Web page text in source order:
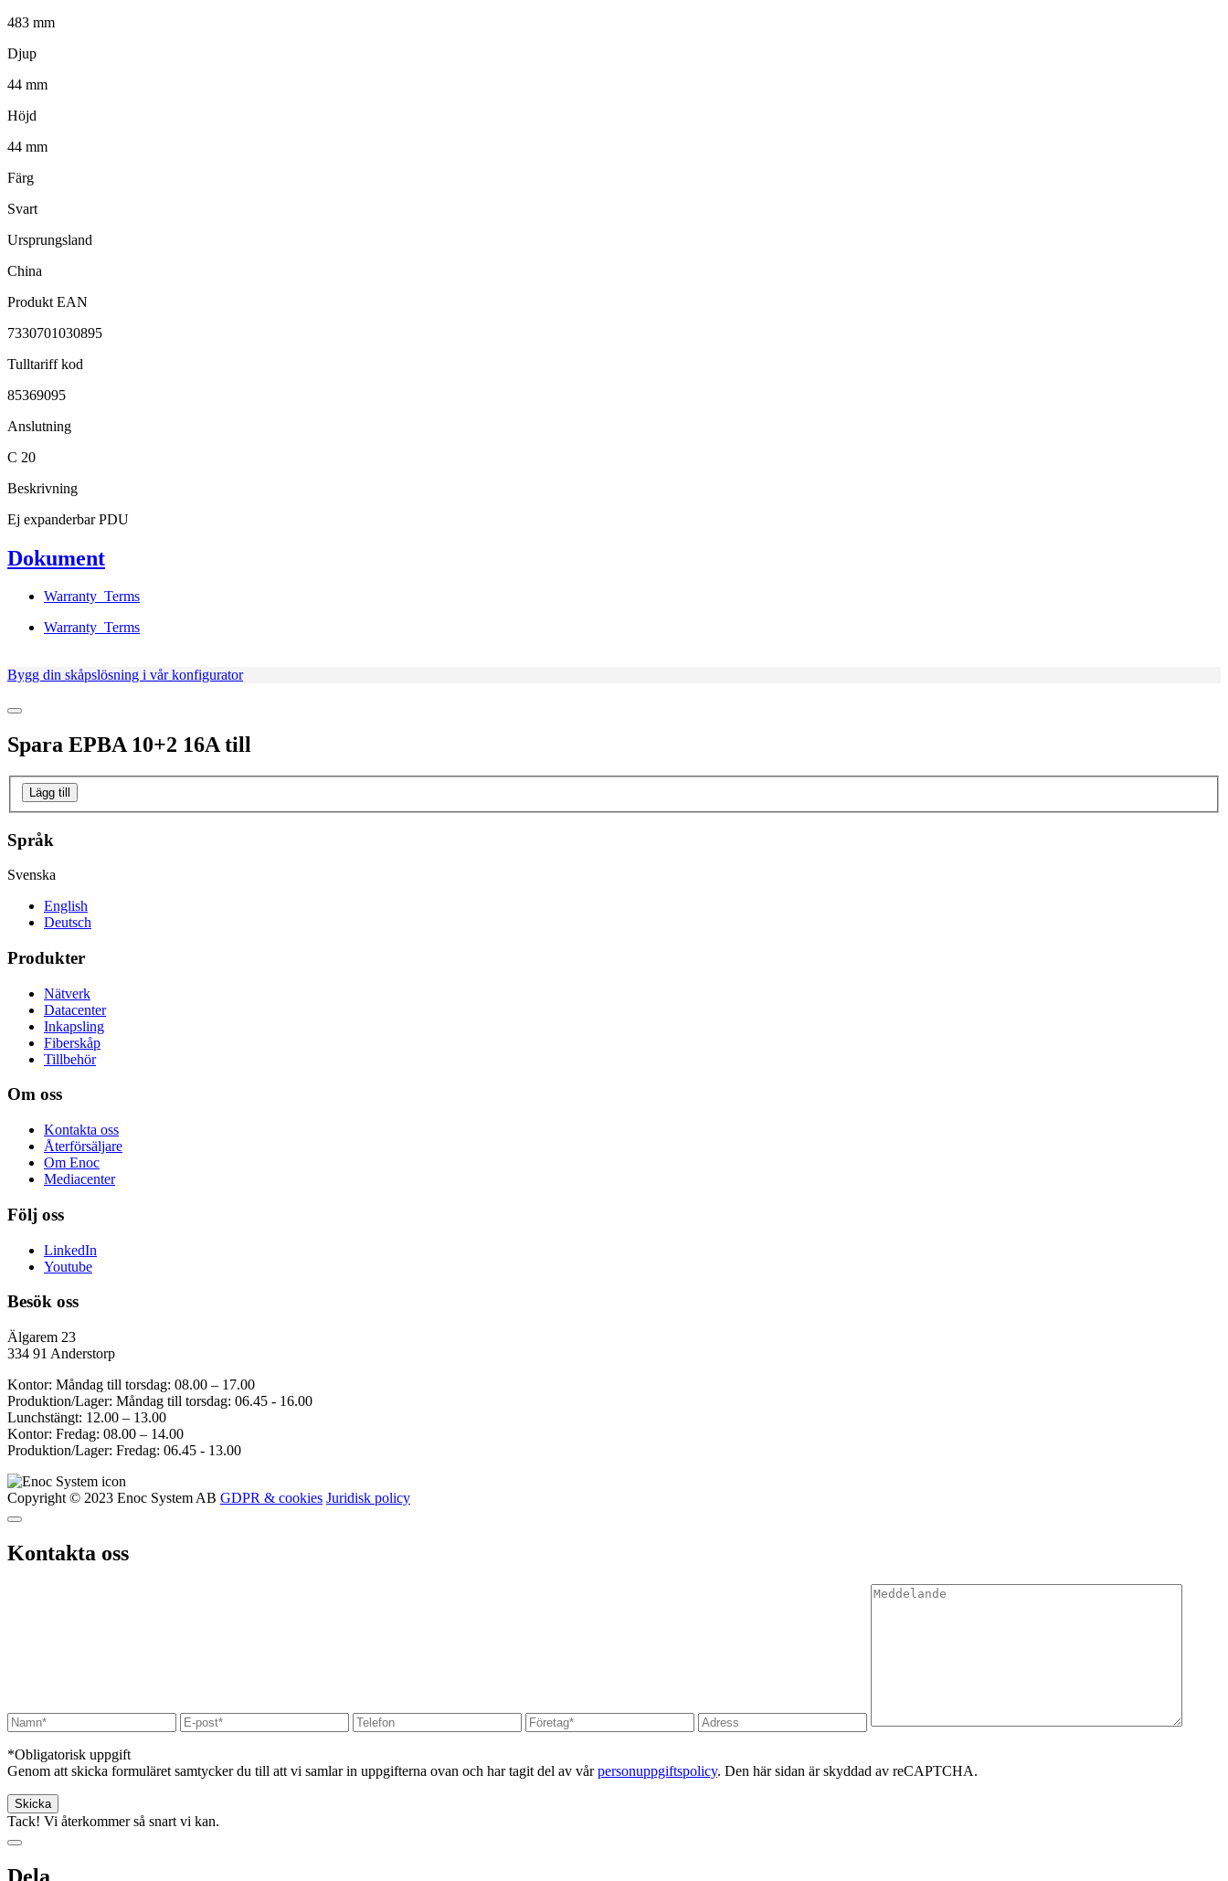
483 mm
Djup
44 mm
Höjd
44 mm
Färg
Svart
Ursprungsland
China
Produkt EAN
7330701030895
Tulltariff kod
85369095
Anslutning
C 20
Beskrivning
Ej expanderbar PDU
Dokument
Warranty_Terms
Warranty_Terms
Bygg din skåpslösning i vår konfigurator
Spara EPBA 10+2 16Atill
Lägg till
Språk
Svenska
English
Deutsch
Produkter
Nätverk
Datacenter
Inkapsling
Fiberskåp
Tillbehör
Om oss
Kontakta oss
Återförsäljare
Om Enoc
Mediacenter
Följ oss
LinkedIn
Youtube
Besök oss
Älgarem 23
334 91 Anderstorp
Kontor: Måndag till torsdag: 08.00 – 17.00
Produktion/Lager: Måndag till torsdag: 06.45 - 16.00
Lunchstängt: 12.00 – 13.00
Kontor: Fredag: 08.00 – 14.00
Produktion/Lager: Fredag: 06.45 - 13.00
Copyright © 2023 Enoc System AB GDPR & cookies Juridisk policy
Kontakta oss
*Obligatorisk uppgift
Genom att skicka formuläret samtycker du till att vi samlar in uppgifterna ovan och har tagit del av vårpersonuppgiftspolicy. Den här sidan är skyddad av reCAPTCHA.
Tack! Vi återkommer så snart vi kan.
Dela